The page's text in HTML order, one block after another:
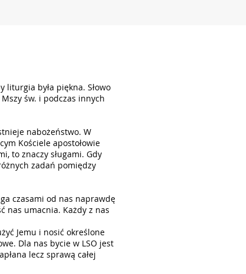
liturgia była piękna. Słowo
św. i podczas innych
nabożeństwo. W
Kościele apostołowie
to znaczy sługami. Gdy
zadań pomiędzy
czasami od nas naprawdę
nas umacnia. Każdy z nas
Jemu i nosić określone
Dla nas bycie w LSO jest
lecz sprawą całej